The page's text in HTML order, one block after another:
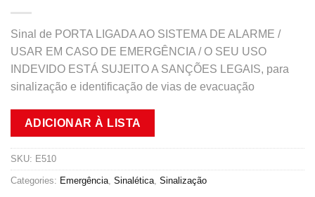
Sinal de PORTA LIGADA AO SISTEMA DE ALARME /
USAR EM CASO DE EMERGÊNCIA / O SEU USO
INDEVIDO ESTÁ SUJEITO A SANÇÕES LEGAIS, para
sinalização e identificação de vias de evacuação
ADICIONAR À LISTA
SKU: E510
Categories: Emergência Sinalética Sinalização